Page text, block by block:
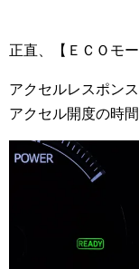
正直、【ＥＣＯモ
アクセルレスポン
アクセル開度の時